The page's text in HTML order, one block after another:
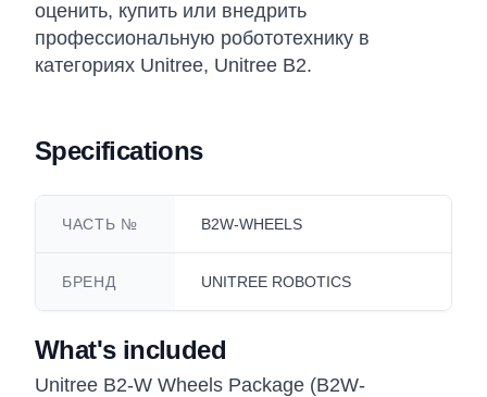
оценить, купить или внедрить
профессиональную робототехнику в
категориях Unitree, Unitree B2.
Specifications
ЧАСТЬ № B2W-WHEELS
БРЕНД UNITREE ROBOTICS
What's included
Unitree B2-W Wheels Package (B2W-